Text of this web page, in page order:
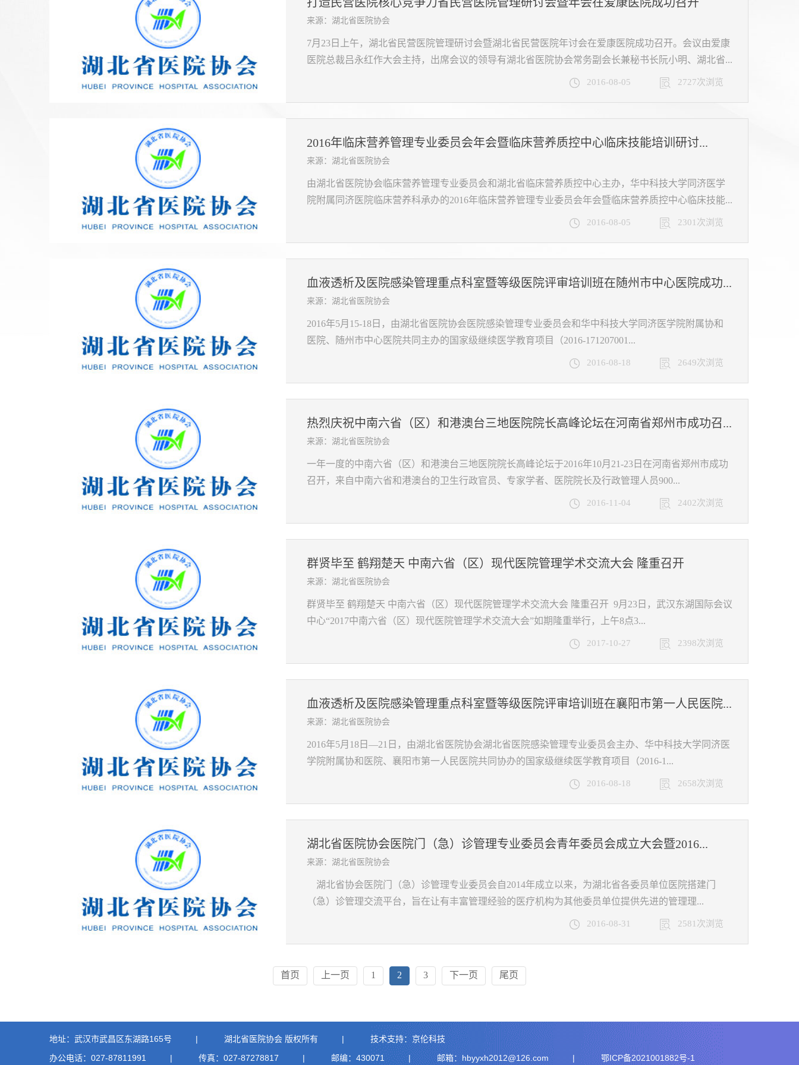
来源：湖北省医院协会
7月23日上午，湖北省民营医院管理研讨会暨湖北省民营医院年讨会在爱康医院成功召开。会议由爱康
医院总裁吕永红作大会主持，出席会议的领导有湖北省医院协会常务副会长兼秘书长阮小明、湖北省...
2016-08-05 2727次浏览
2016年临床营养管理专业委员会年会暨临床营养质控中心临床技能培训研讨...
来源：湖北省医院协会
由湖北省医院协会临床营养管理专业委员会和湖北省临床营养质控中心主办，华中科技大学同济医学
院附属同济医院临床营养科承办的2016年临床营养管理专业委员会年会暨临床营养质控中心临床技能...
2016-08-05 2301次浏览
血液透析及医院感染管理重点科室暨等级医院评审培训班在随州市中心医院成功...
来源：湖北省医院协会
2016年5月15-18日，由湖北省医院协会医院感染管理专业委员会和华中科技大学同济医学院附属协和
医院、随州市中心医院共同主办的国家级继续医学教育项目（2016-171207001...
2016-08-18 2649次浏览
热烈庆祝中南六省（区）和港澳台三地医院院长高峰论坛在河南省郑州市成功召...
来源：湖北省医院协会
一年一度的中南六省（区）和港澳台三地医院院长高峰论坛于2016年10月21-23日在河南省郑州市成功
召开，来自中南六省和港澳台的卫生行政官员、专家学者、医院院长及行政管理人员900...
2016-11-04 2402次浏览
群贤毕至 鹤翔楚天 中南六省（区）现代医院管理学术交流大会 隆重召开
来源：湖北省医院协会
群贤毕至 鹤翔楚天 中南六省（区）现代医院管理学术交流大会 隆重召开 9月23日，武汉东湖国际会议
中心“2017中南六省（区）现代医院管理学术交流大会”如期隆重举行，上午8点3...
2017-10-27 2398次浏览
血液透析及医院感染管理重点科室暨等级医院评审培训班在襄阳市第一人民医院...
来源：湖北省医院协会
2016年5月18日—21日，由湖北省医院协会湖北省医院感染管理专业委员会主办、华中科技大学同济医
学院附属协和医院、襄阳市第一人民医院共同协办的国家级继续医学教育项目（2016-1...
2016-08-18 2658次浏览
湖北省医院协会医院门（急）诊管理专业委员会青年委员会成立大会暨2016...
来源：湖北省医院协会
湖北省协会医院门（急）诊管理专业委员会自2014年成立以来，为湖北省各委员单位医院搭建门
（急）诊管理交流平台，旨在让有丰富管理经验的医疗机构为其他委员单位提供先进的管理理...
2016-08-31 2581次浏览
首页 上一页 1 2 3 下一页 尾页
地址：武汉市武昌区东湖路165号 | 湖北省医院协会 版权所有 | 技术支持：京伦科技
办公电话：027-87811991
| 传真：027-87278817 | 邮编：430071 | 邮箱：hbyyxh2012@126.com | 鄂ICP备2021001882号-1